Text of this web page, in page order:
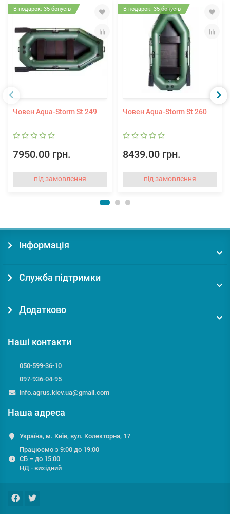
В подарок: 35 бонусів
Човен Aqua-Storm St 249
7950.00 грн.
під замовлення
В подарок: 35 бонусів
Човен Aqua-Storm St 260
8439.00 грн.
під замовлення
Інформація
Служба підтримки
Додатково
Наші контакти
050-599-36-10
097-936-04-95
info.agrus.kiev.ua@gmail.com
Наша адреса
Україна, м. Київ, вул. Колекторна, 17
Працюємо з 9:00 до 19:00
СБ – до 15:00
НД - вихідний